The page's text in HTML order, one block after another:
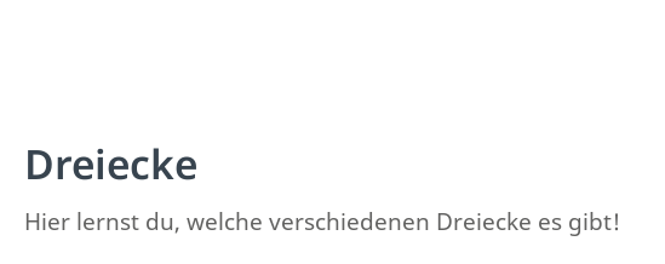
Dreiecke
Hier lernst du, welche verschiedenen Dreiecke es gibt!